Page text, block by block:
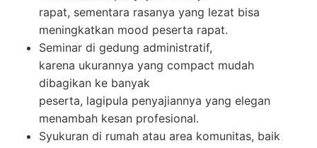
rapat, sementara rasanya yang lezat bisa
meningkatkan mood peserta rapat.
Seminar di gedung administratif,
karena ukurannya yang compact mudah
dibagikan ke banyak
peserta, lagipula penyajiannya yang elegan
menambah kesan profesional.
Syukuran di rumah atau area komunitas, baik